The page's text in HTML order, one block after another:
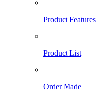
Product Features
Product List
Order Made